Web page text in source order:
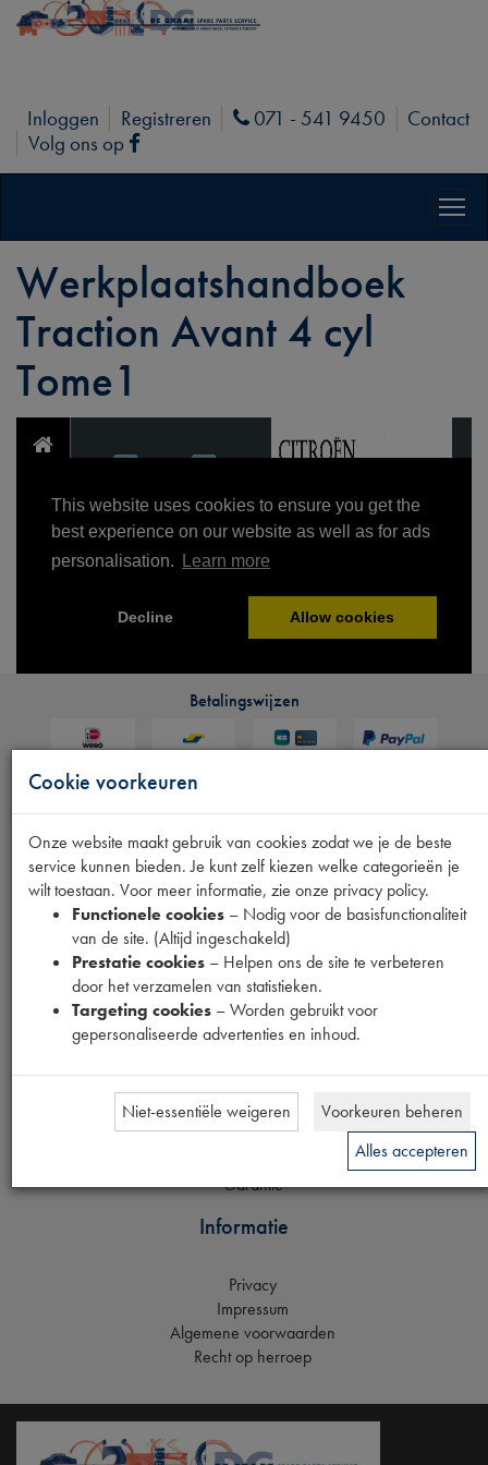
Inloggen Registreren Phone
071 - 541 9450
Contact
Volg ons op
Facebook
Werkplaatshandboek
Traction Avant 4 cyl
Tome1
Betalingswijzen
Verzendmethoden
Mijn gegevens
Inloggen
Registreren
Klantenservice
Verzending
Garantie
Informatie
Privacy
Impressum
Algemene voorwaarden
Recht op herroep
Cookie voorkeuren
Onze website maakt gebruik van cookies zodat we je de beste
service kunnen bieden. Je kunt zelf kiezen welke categorieën je
wilt toestaan. Voor meer informatie, zie onze privacy policy.
Functionele cookies – Nodig voor de basisfunctionaliteit
van de site. (Altijd ingeschakeld)
Prestatie cookies – Helpen ons de site te verbeteren
door het verzamelen van statistieken.
Targeting cookies – Worden gebruikt voor
gepersonaliseerde advertenties en inhoud.
Niet-essentiële weigeren
Voorkeuren beheren
Alles accepteren